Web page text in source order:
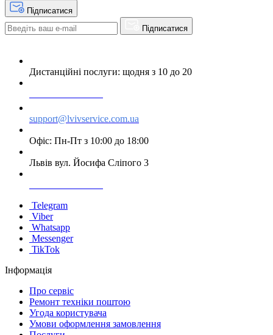
Підписатися
Підписатися
Дистанційні послуги: щодня з 10 до 20
support@lvivservice.com.ua
Офіс: Пн-Пт з 10:00 до 18:00
Львів вул. Йосифа Сліпого 3
Telegram
Viber
Whatsapp
Messenger
TikTok
Інформація
Про сервіс
Ремонт техніки поштою
Угода користувача
Умови оформлення замовлення